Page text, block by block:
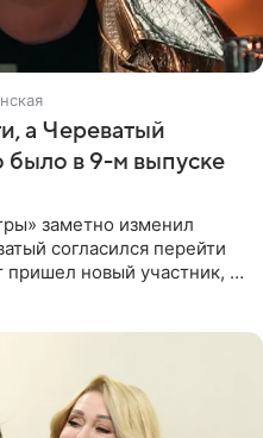
а Череватый
было в 9-м выпуске
заметно изменил
согласился перейти
пришел новый участник, а